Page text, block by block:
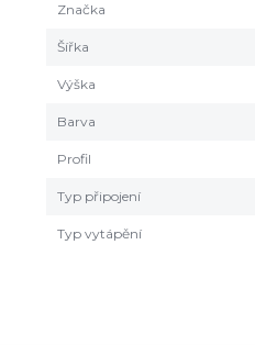
Značka
Šířka
Výška
Barva
Profil
Typ připojení
Typ vytápění